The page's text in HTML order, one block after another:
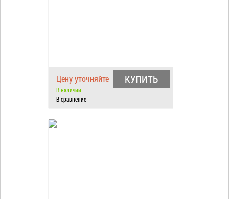
Цену уточняйте
В наличии
КУПИТЬ
В сравнение